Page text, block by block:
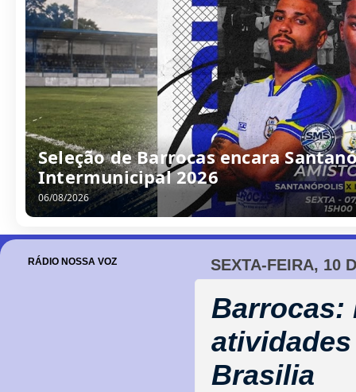
Seleção de Barrocas encara
Intermunicipal 2026
06/08/2026
SEXTA-FEIRA, 10
Barrocas:
Brasilia
RÁDIO NOSSA VOZ